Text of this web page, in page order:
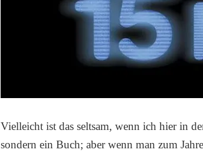
Vielleicht ist das seltsam, wenn ich hier in
sondern ein Buch; aber wenn man zum